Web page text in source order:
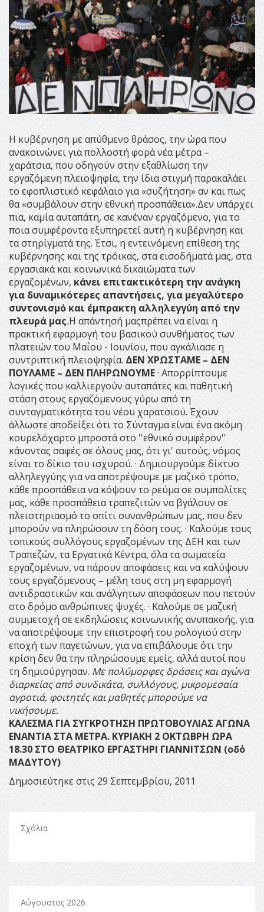
Η κυβέρνηση με απύθμενο θράσος, την ώρα που
ανακοινώνει για πολλοστή φορά νέα μέτρα –
χαράτσια, που οδηγούν στην εξαθλίωση την
εργαζόμενη πλειοψηφία, την ίδια στιγμή παρακαλάει
το εφοπλιστικό κεφάλαιο για «συζήτηση» αν και πως
θα «συμβάλουν στην εθνική προσπάθεια».Δεν υπάρχει
πια, καμία αυταπάτη, σε κανέναν εργαζόμενο, για το
ποια συμφέροντα εξυπηρετεί αυτή η κυβέρνηση και
τα στηρίγματά της. Έτσι, η εντεινόμενη επίθεση της
κυβέρνησης και της τρόικας, στα εισοδήματά μας, στα
εργασιακά και κοινωνικά δικαιώματα των
εργαζομένων,κάνει επιτακτικότερη την ανάγκη
για δυναμικότερες απαντήσεις, για μεγαλύτερο
συντονισμό και έμπρακτη αλληλεγγύη από την
πλευρά μας.Η απάντησή μαςπρέπει να είναι η
πρακτική εφαρμογή του βασικού συνθήματος των
πλατειών του Μαΐου - Ιουνίου, που αγκάλιασε η
συντριπτική πλειοψηφία. ΔΕΝ ΧΡΩΣΤΑΜΕ – ΔΕΝ
ΠΟΥΛΑΜΕ – ΔΕΝ ΠΛΗΡΩΝΟΥΜΕ· Απορρίπτουμε
λογικές που καλλιεργούν αυταπάτες και παθητική
στάση στους εργαζόμενους γύρω από τη
συνταγματικότητα του νέου χαρατσιού. Έχουν
άλλωστε αποδείξει ότι το Σύνταγμα είναι ένα ακόμη
κουρελόχαρτο μπροστά στο ''εθνικό συμφέρον''
κάνοντας σαφές σε όλους μας, ότι γι' αυτούς, νόμος
είναι το δίκιο του ισχυρού. · Δημιουργούμε δίκτυο
αλληλεγγύης για να αποτρέψουμε με μαζικό τρόπο,
κάθε προσπάθεια να κόψουν το ρεύμα σε συμπολίτες
μας, κάθε προσπάθεια τραπεζιτών να βγάλουν σε
πλειστηριασμό το σπίτι συνανθρώπων μας, που δεν
μπορούν να πληρώσουν τη δόση τους. · Καλούμε τους
τοπικούς συλλόγους εργαζομένων της ΔΕΗ και των
Τραπεζών, τα Εργατικά Κέντρα, όλα τα σωματεία
εργαζομένων, να πάρουν αποφάσεις και να καλύψουν
τους εργαζόμενους – μέλη τους στη μη εφαρμογή
αντιδραστικών και ανάλγητων αποφάσεων που πετούν
στο δρόμο ανθρώπινες ψυχές. · Καλούμε σε μαζική
συμμετοχή σε εκδηλώσεις κοινωνικής ανυπακοής, για
να αποτρέψουμε την επιστροφή του ρολογιού στην
εποχή των παγετώνων, για να επιβάλουμε ότι την
κρίση δεν θα την πληρώσουμε εμείς, αλλά αυτοί που
τη δημιούργησαν. Με πολύμορφες δράσεις και αγώνα
διαρκείας από συνδικάτα, συλλόγους, μικρομεσαία
αγροτιά, φοιτητές και μαθητές μπορούμε να
νικήσουμε.
ΚΑΛΕΣΜΑ ΓΙΑ ΣΥΓΚΡΟΤΗΣΗ ΠΡΩΤΟΒΟΥΛΙΑΣΑΓΩΝΑ
ΕΝΑΝΤΙΑ ΣΤΑ ΜΕΤΡΑ. ΚΥΡΙΑΚΗ 2 ΟΚΤΩΒΡΗ ΩΡΑ
18.30ΣΤΟ ΘΕΑΤΡΙΚΟ ΕΡΓΑΣΤΗΡΙ ΓΙΑΝΝΙΤΣΩΝ (οδό
ΜΑΔΥΤΟΥ)
Δημοσιεύτηκε στις 29 Σεπτεμβρίου, 2011
Σχόλια
Αύγουστος 2026